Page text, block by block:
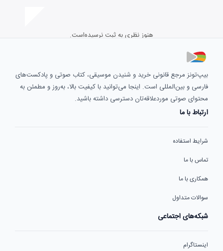
هنوز نظری به ثبت نرسیده‌است.
بیپ‌تونز مرجع قانونی خرید و شنیدن موسیقی، کتاب صوتی و پادکست‌های
فارسی و بین‌المللی است. اینجا می‌توانید با کیفیت بالا، به‌روز و مطمئن به
محتوای صوتی موردعلاقه‌تان دسترسی داشته باشید.
ارتباط با ما
شرایط استفاده
تماس با ما
همکاری با ما
سوالات متداول
شبکه‌های اجتماعی
اینستاگرام